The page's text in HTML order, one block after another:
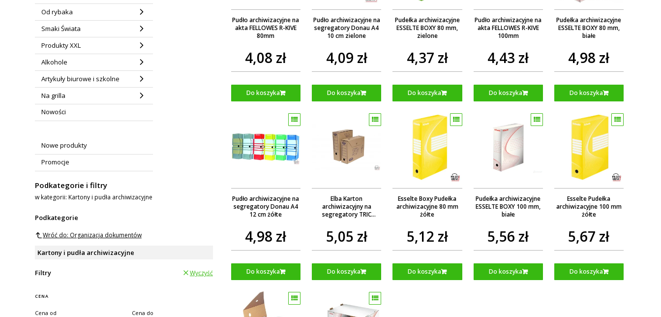
Od rybaka
Smaki Świata
Produkty XXL
Alkohole
Artykuły biurowe i szkolne
Na grilla
Nowości
Nowe produkty
Promocje
Podkategorie i filtry
w kategorii: Kartony i pudła archiwizacyjne
Podkategorie
Wróć do: Organizacja dokumentów
Kartony i pudła archiwizacyjne
Filtry Wyczyść
CENA
Cena od
Cena do
Pudło archiwizacyjne na
akta FELLOWES R-KIVE
80mm
4,08 zł
Do koszyka
Pudło archiwizacyjne na
segregatory Donau A4
10 cm zielone
4,09 zł
Do koszyka
Pudełka archiwizacyjne
ESSELTE BOXY 80 mm,
zielone
4,37 zł
Do koszyka
Pudło archiwizacyjne na
akta FELLOWES R-KIVE
100mm
4,43 zł
Do koszyka
Pudełka archiwizacyjne
ESSELTE BOXY 80 mm,
białe
4,98 zł
Do koszyka
Pudło archiwizacyjne na
segregatory Donau A4
12 cm żółte
4,98 zł
Do koszyka
Elba Karton
archiwizacyjny na
segregatory TRIC
brązowy
5,05 zł
Do koszyka
Esselte Boxy Pudełka
archiwizacyjne 80 mm
żółte
5,12 zł
Do koszyka
Pudełka archiwizacyjne
ESSELTE BOXY 100 mm,
białe
5,56 zł
Do koszyka
Esselte Pudełka
archiwizacyjne 100 mm
żółte
5,67 zł
Do koszyka